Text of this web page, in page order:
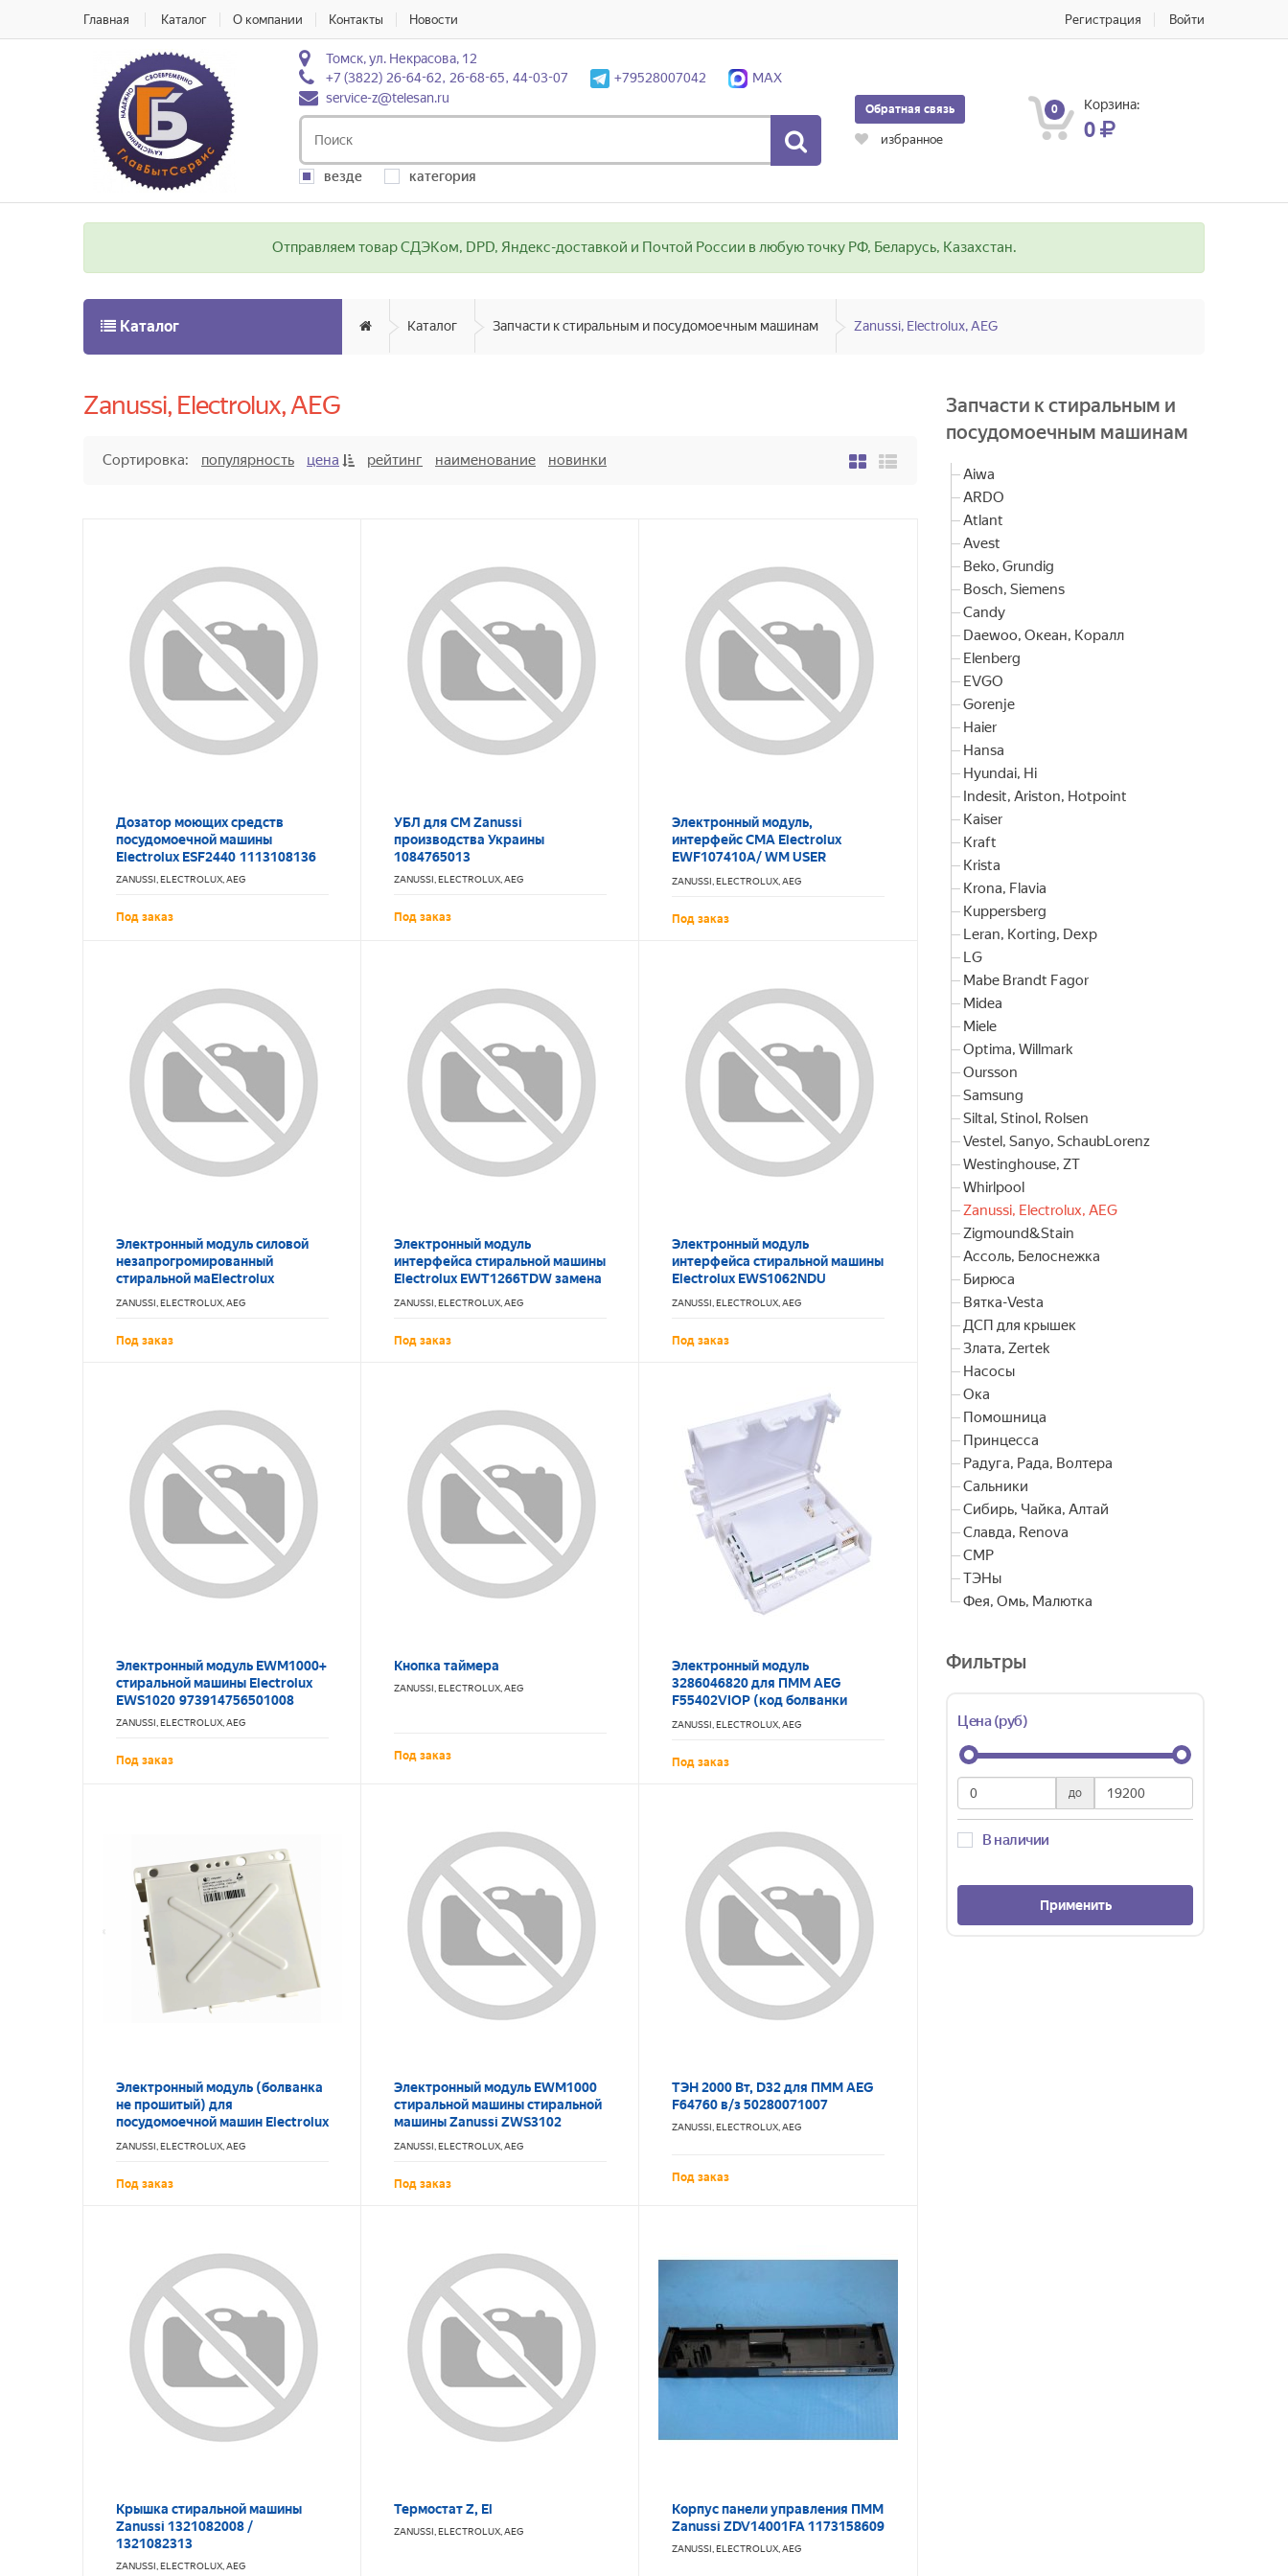
Главная Каталог О компании Контакты Новости Регистрация Войти
Томск, ул. Некрасова, 12
+7 (3822) 26-64-62, 26-68-65, 44-03-07
+79528007042
MAX
service-z@telesan.ru
везде категория
Обратная связь
избранное
0 Корзина:
0
Отправляем товар СДЭКом, DPD, Яндекс-доставкой и Почтой России в любую точку РФ, Беларусь, Казахстан.
Каталог Каталог Запчасти к стиральным и посудомоечным машинам Zanussi, Electrolux, AEG
Zanussi, Electrolux, AEG
Сортировка: популярность цена рейтинг наименование новинки
Дозатор моющих средств
посудомоечной машины
Electrolux ESF2440 1113108136
ZANUSSI, ELECTROLUX, AEG
Под заказ
УБЛ для СМ Zanussi
производства Украины
1084765013
ZANUSSI, ELECTROLUX, AEG
Под заказ
Электронный модуль,
интерфейс СМА Electrolux
EWF107410A/ WM USER
INTERFACE BOARD,7P+LCD
ZANUSSI, ELECTROLUX, AEG
Под заказ
Электронный модуль силовой
незапрогромированный
стиральной маElectrolux
EWT1266TDW 1327614135
ZANUSSI, ELECTROLUX, AEG
Под заказ
Электронный модуль
интерфейса стиральной машины
Electrolux EWT1266TDW замена
1327614135
ZANUSSI, ELECTROLUX, AEG
Под заказ
Электронный модуль
интерфейса стиральной машины
Electrolux EWS1062NDU
1926515162
ZANUSSI, ELECTROLUX, AEG
Под заказ
Электронный модуль EWM1000+
стиральной машины Electrolux
EWS1020 973914756501008
ZANUSSI, ELECTROLUX, AEG
Под заказ
Кнопка таймера
ZANUSSI, ELECTROLUX, AEG
Под заказ
Электронный модуль
3286046820 для ПММ AEG
F55402VIOP (код болванки
1113351041)
ZANUSSI, ELECTROLUX, AEG
Под заказ
Электронный модуль (болванка
не прошитый) для
посудомоечной машин Electrolux
ESF4600ROW 1380216471
ZANUSSI, ELECTROLUX, AEG
Под заказ
Электронный модуль EWM1000
стиральной машины стиральной
машины Zanussi ZWS3102
973914901804000
ZANUSSI, ELECTROLUX, AEG
Под заказ
ТЭН 2000 Вт, D32 для ПММ AEG
F64760 в/з 50280071007
ZANUSSI, ELECTROLUX, AEG
Под заказ
Крышка стиральной машины
Zanussi 1321082008 /
1321082313
ZANUSSI, ELECTROLUX, AEG
Термостат Z, El
ZANUSSI, ELECTROLUX, AEG
Корпус панели управления ПММ
Zanussi ZDV14001FA 1173158609
ZANUSSI, ELECTROLUX, AEG
Запчасти к стиральным и
посудомоечным машинам
Aiwa
ARDO
Atlant
Avest
Beko, Grundig
Bosch, Siemens
Candy
Daewoo, Океан, Коралл
Elenberg
EVGO
Gorenje
Haier
Hansa
Hyundai, Hi
Indesit, Ariston, Hotpoint
Kaiser
Kraft
Krista
Krona, Flavia
Kuppersberg
Leran, Korting, Dexp
LG
Mabe Brandt Fagor
Midea
Miele
Optima, Willmark
Oursson
Samsung
Siltal, Stinol, Rolsen
Vestel, Sanyo, SchaubLorenz
Westinghouse, ZT
Whirlpool
Zanussi, Electrolux, AEG
Zigmound&Stain
Ассоль, Белоснежка
Бирюса
Вятка-Vesta
ДСП для крышек
Злата, Zertek
Насосы
Ока
Помошница
Принцесса
Радуга, Рада, Волтера
Сальники
Сибирь, Чайка, Алтай
Славда, Renova
СМР
ТЭНы
Фея, Омь, Малютка
Фильтры
Цена (руб)
до
В наличии
Применить